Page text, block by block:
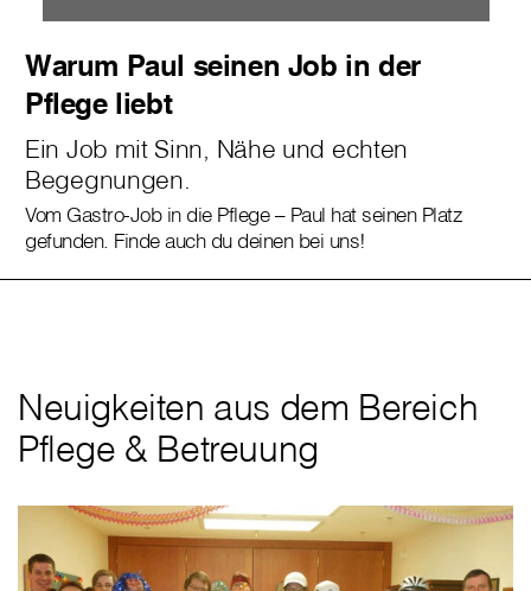
Warum Paul seinen Job in der
Pflege liebt
Ein Job mit Sinn, Nähe und echten
Begegnungen.
Vom Gastro-Job in die Pflege – Paul hat seinen Platz
gefunden. Finde auch du deinen bei uns!
Neuigkeiten aus dem Bereich
Pflege & Betreuung